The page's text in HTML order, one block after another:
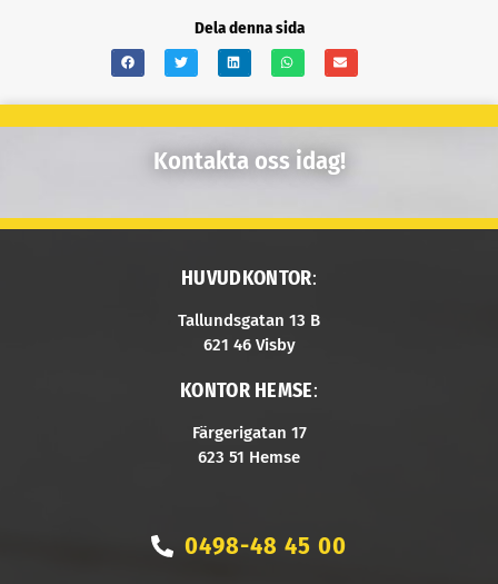
Dela denna sida
Kontakta oss idag!
HUVUDKONTOR:
Tallundsgatan 13 B
621 46 Visby
KONTOR HEMSE:
Färgerigatan 17
623 51 Hemse
0498-48 45 00